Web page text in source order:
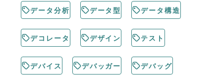
データ分析 データ型 データ構造
デコレータ デザイン テスト
デバイス デバッガー デバッグ